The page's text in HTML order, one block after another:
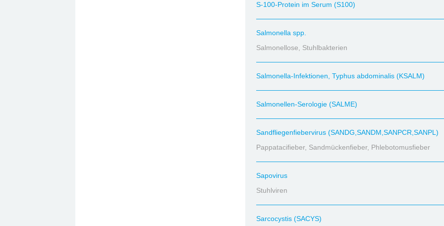
S-100-Protein im Serum (S100)
Salmonella spp.
Salmonellose, Stuhlbakterien
Salmonella-Infektionen, Typhus abdominalis (KSALM)
Salmonellen-Serologie (SALME)
Sandfliegenfiebervirus (SANDG,SANDM,SANPCR,SANPL)
Pappatacifieber, Sandmückenfieber, Phlebotomusfieber
Sapovirus
Stuhlviren
Sarcocystis (SACYS)